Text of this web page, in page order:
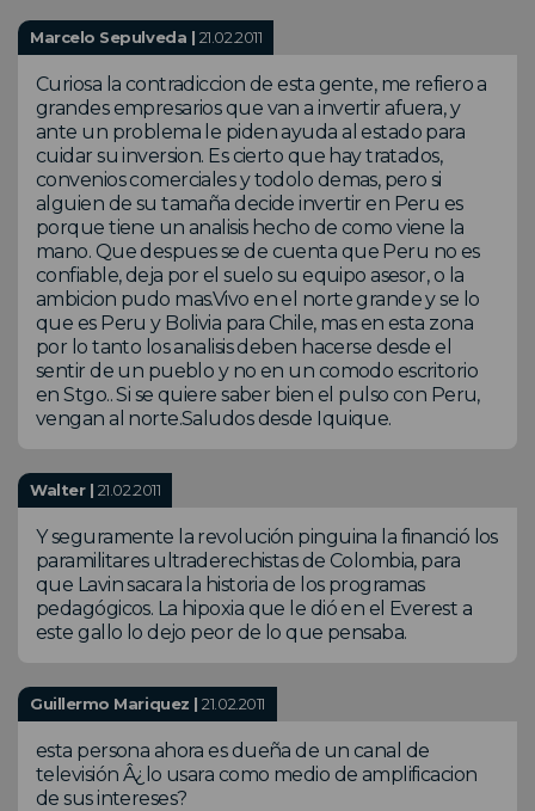
Marcelo Sepulveda | 21.02.2011
Curiosa la contradiccion de esta gente, me refiero a
grandes empresarios que van a invertir afuera, y
ante un problema le piden ayuda al estado para
cuidar su inversion. Es cierto que hay tratados,
convenios comerciales y todolo demas, pero si
alguien de su tamaña decide invertir en Peru es
porque tiene un analisis hecho de como viene la
mano. Que despues se de cuenta que Peru no es
confiable, deja por el suelo su equipo asesor, o la
ambicion pudo mas.Vivo en el norte grande y se lo
que es Peru y Bolivia para Chile, mas en esta zona
por lo tanto los analisis deben hacerse desde el
sentir de un pueblo y no en un comodo escritorio
en Stgo.. Si se quiere saber bien el pulso con Peru,
vengan al norte.Saludos desde Iquique.
Walter | 21.02.2011
Y seguramente la revolución pinguina la financió los
paramilitares ultraderechistas de Colombia, para
que Lavin sacara la historia de los programas
pedagógicos. La hipoxia que le dió en el Everest a
este gallo lo dejo peor de lo que pensaba.
Guillermo Mariquez |21.02.2011
esta persona ahora es dueña de un canal de
televisión Â¿lo usara como medio de amplificacion
de sus intereses?